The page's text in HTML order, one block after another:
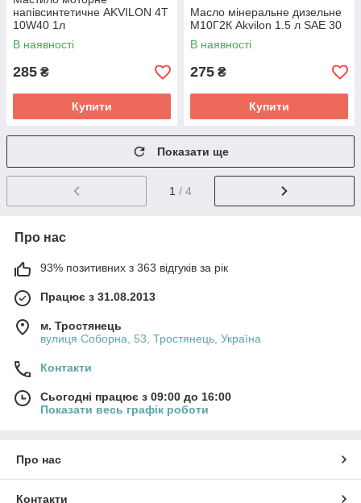
напівсинтетичне AKVILON 4T
10W40 1л
В наявності
285 ₴
Купити
Масло мінеральне дизельне
М10Г2К Akvilon 1.5 л SAE 30
В наявності
275 ₴
Купити
Показати ще
1 / 4
Про нас
93% позитивних з 363 відгуків за рік
Працює з 31.08.2013
м. Тростянець
вулиця Соборна, 53, Тростянець, Україна
Контакти
Сьогодні працює з 09:00 до 16:00
Показати весь графік роботи
Про нас
Контакти